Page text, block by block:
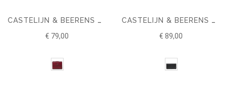
CASTELIJN & BEERENS DONNA DAMESPORTEMONNEE 6 PASJES RFID
€ 79,00
CASTELIJN & BEERENS DONNA DAMES PORTEMONNEE RFID
€ 89,00